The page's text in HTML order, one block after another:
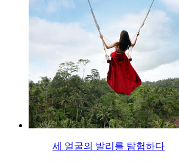
세 얼굴의 발리를 탐험하다